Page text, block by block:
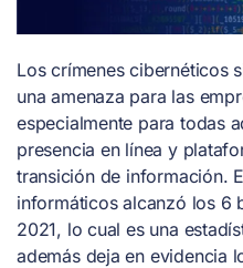
Los crímenes cibernéticos
una amenaza para las
especialmente para todas
presencia en línea y
transición de información.
informáticos alcanzó los 6
2021, lo cual es una
además deja en evidencia